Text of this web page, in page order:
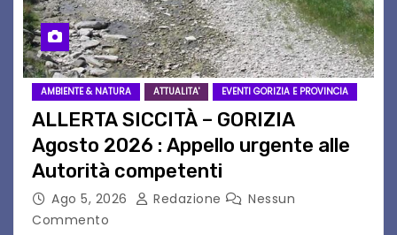
AMBIENTE & NATURA ATTUALITA' EVENTI GORIZIA E PROVINCIA
ALLERTA SICCITÀ – GORIZIA
Agosto 2026 : Appello urgente alle
Autorità competenti
Ago 5, 2026 Redazione
Nessun
Commento